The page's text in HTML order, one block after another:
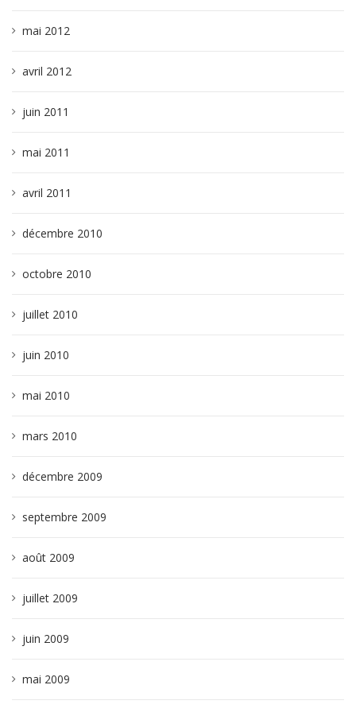
mai 2012
avril 2012
juin 2011
mai 2011
avril 2011
décembre 2010
octobre 2010
juillet 2010
juin 2010
mai 2010
mars 2010
décembre 2009
septembre 2009
août 2009
juillet 2009
juin 2009
mai 2009